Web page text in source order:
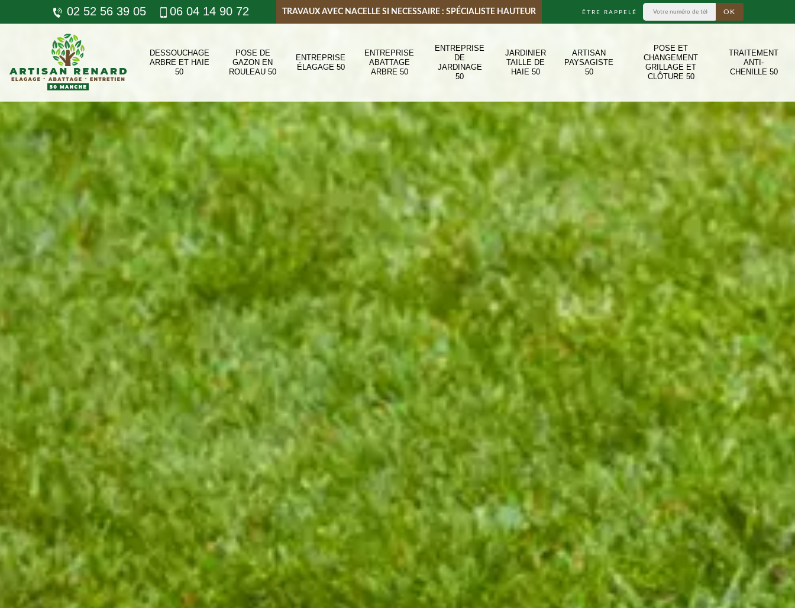
02 52 56 39 05 06 04 14 90 72 TRAVAUX AVEC NACELLE SI NECESSAIRE : SPÉCIALISTE HAUTEUR ÊTRE RAPPELÉ
DESSOUCHAGE
ARBRE ET HAIE
50
POSE DE
GAZON EN
ROULEAU 50
ENTREPRISE
ÉLAGAGE 50
ENTREPRISE
ABATTAGE
ARBRE 50
ENTREPRISE
DE
JARDINAGE
50
JARDINIER
TAILLE DE
HAIE 50
ARTISAN
PAYSAGISTE
50
POSE ET
CHANGEMENT
GRILLAGE ET
CLÔTURE 50
TRAITEMENT
ANTI-
CHENILLE 50